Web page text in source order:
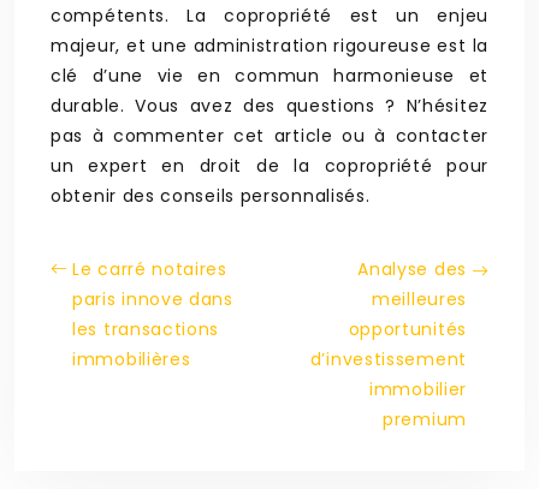
compétents. La copropriété est un enjeu
majeur, et une administration rigoureuse est la
clé d’une vie en commun harmonieuse et
durable. Vous avez des questions ? N’hésitez
pas à commenter cet article ou à contacter
un expert en droit de la copropriété pour
obtenir des conseils personnalisés.
Le carré notaires
paris innove dans
les transactions
immobilières
Analyse des
meilleures
opportunités
d’investissement
immobilier
premium